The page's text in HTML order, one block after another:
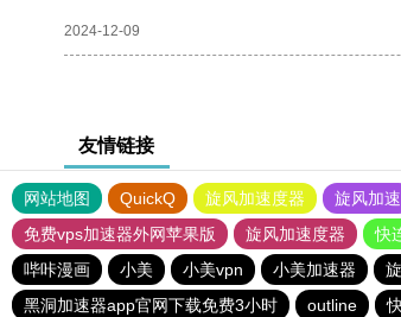
2024-12-09
友情链接
网站地图 QuickQ 旋风加速度器 旋风加速
免费vps加速器外网苹果版
旋风加速度器 快
哔咔漫画
小美 小美vpn 小美加速器
黑洞加速器app官网下载免费3小时
outline